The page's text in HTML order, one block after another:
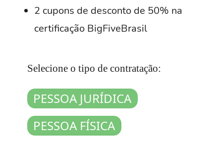
2 cupons de desconto de 50% na
certificação BigFiveBrasil
Selecione o tipo de contratação: